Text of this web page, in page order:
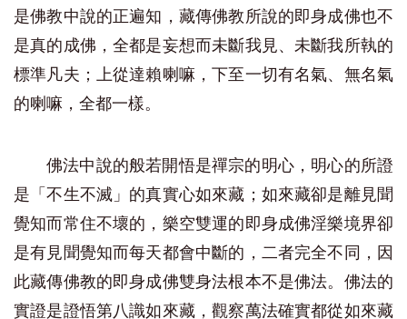
是佛教中說的正遍知，藏傳佛教所說的即身成佛也不
是真的成佛，全都是妄想而未斷我見、未斷我所執的
標準凡夫；上從達賴喇嘛，下至一切有名氣、無名氣
的喇嘛，全都一樣。
佛法中說的般若開悟是禪宗的明心，明心的所證
是「不生不滅」的真實心如來藏；如來藏卻是離見聞
覺知而常住不壞的，樂空雙運的即身成佛淫樂境界卻
是有見聞覺知而每天都會中斷的，二者完全不同，因
此藏傳佛教的即身成佛雙身法根本不是佛法。佛法的
實證是證悟第八識如來藏，觀察萬法確實都從如來藏